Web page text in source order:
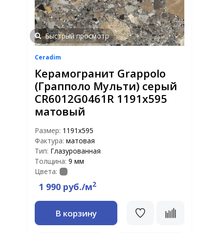
Быстрый просмотр
Ceradim
Керамогранит Grappolo
(Грапполо Мульти) серый
CR6012G0461R 1191х595
матовый
Размер: 1191x595
Фактура: матовая
Тип: Глазурованная
Толщина: 9 мм
Цвета:
1 990 руб./м2
В корзину